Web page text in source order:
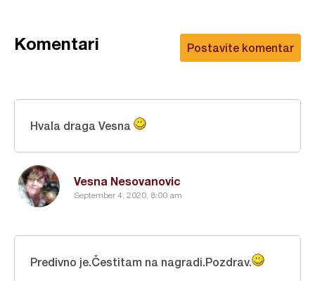
Postavite komentar
Komentari
Vesna Nesovanovic
September 4, 2020, 8:00 am
Hvala draga Vesna
Predivno je.Čestitam na nagradi.Pozdrav.